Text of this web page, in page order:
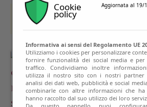
This event has passed
Cookie
policy
Aggiornata al 19/
Informativa ai sensi del Regolamento UE
Utilizziamo i cookies per personalizzare
fornire funzionalità dei social media e per
traffico. Condividiamo inoltre
utilizza il nostro sito con i nostri partner
analisi dei dati web, pubblicità e social
combinarle con altre informazioni che
hanno raccolto dal suo utilizzo dei loro